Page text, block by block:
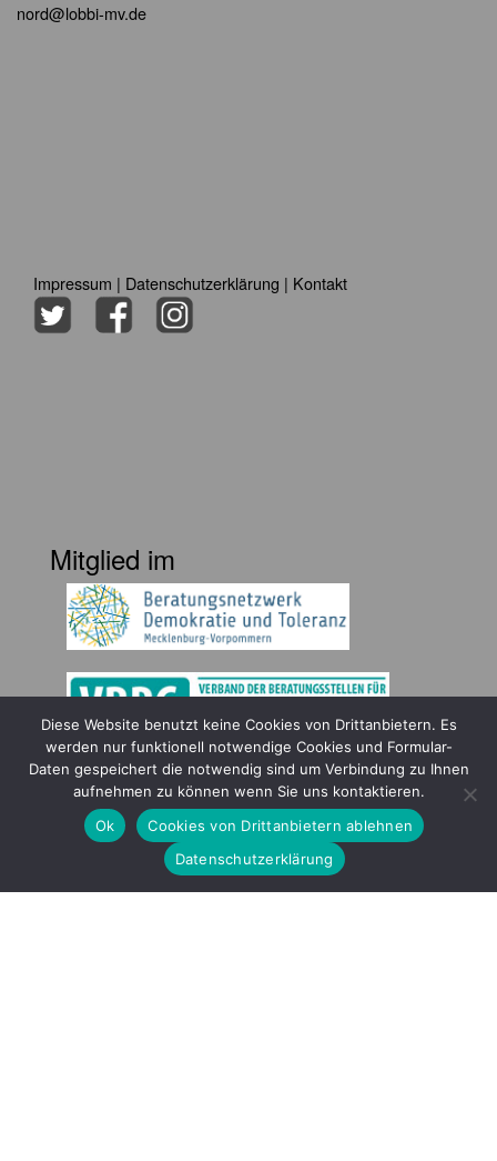
nord@lobbi-mv.de
Impressum | Datenschutzerklärung | Kontakt
Mitglied im
Gefördert durch
Diese Website benutzt keine Cookies von Drittanbietern. Es
werden nur funktionell notwendige Cookies und Formular-
Daten gespeichert die notwendig sind um Verbindung zu Ihnen
aufnehmen zu können wenn Sie uns kontaktieren.
Ok
Cookies von Drittanbietern ablehnen
Datenschutzerklärung